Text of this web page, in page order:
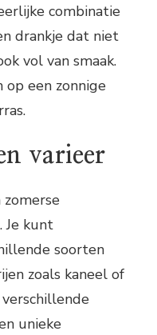
combinatie
drankje dat niet
vol van smaak.
een zonnige
varieer
Je kunt
soorten
zoals kaneel of
unieke